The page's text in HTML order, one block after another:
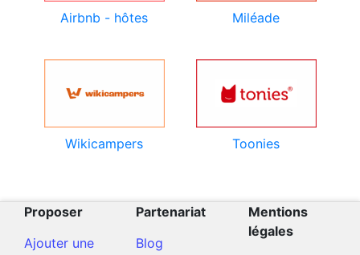
Airbnb - hôtes Miléade
Wikicampers Toonies
Proposer
Ajouter une
Partenariat
Blog
Mentions
légales